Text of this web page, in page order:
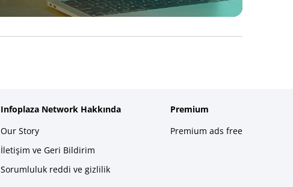
Infoplaza Network Hakkında
Our Story
İletişim ve Geri Bildirim
Sorumluluk reddi ve gizlilik
Premium
Premium ads free